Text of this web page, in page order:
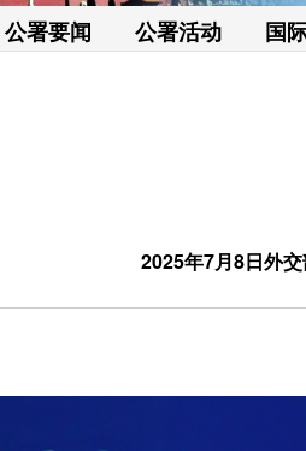
公署要闻 公署活动 国
2025年7月8日外